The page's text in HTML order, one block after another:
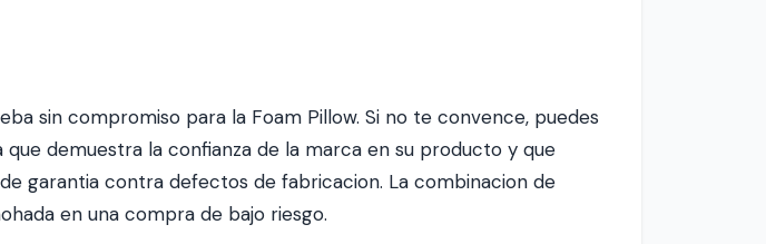
sin compromiso para la Foam Pillow. Si no te convence, puedes
demuestra la confianza de la marca en su producto y que
garantia contra defectos de fabricacion. La combinacion de
en una compra de bajo riesgo.